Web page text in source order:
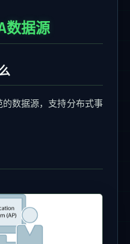
数据源
数据源，支持分布式事